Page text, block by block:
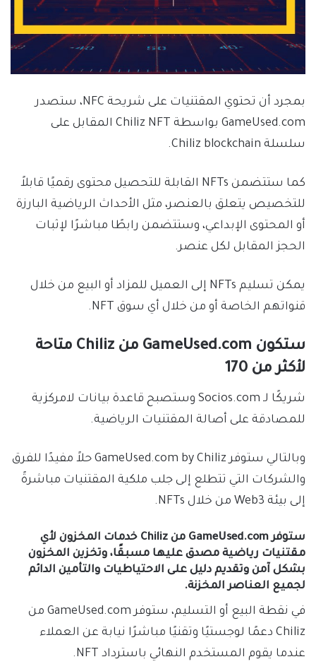
بمجرد أن تحتوي المقتنيات على شريحة NFC، ستصدر
GameUsed.com بواسطة Chiliz NFT المقابل على
سلسلة Chiliz blockchain.
كما ستتضمن NFTs القابلة للتحصيل محتوى رقميًا قابلاً
للتخصيص يتعلق بالعنصر، مثل الأحداث الرياضية البارزة
أو المحتوى الإبداعي، وستتضمن رابطًا مباشرًا لإثبات
الحجز المقابل لكل عنصر.
يمكن تسليم NFTs إلى العميل للمزاد أو البيع من خلال
قنواتهم الخاصة أو من خلال أي سوق NFT.
ستكون GameUsed.com من Chiliz متاحة
لأكثر من 170
شريكًا لـ Socios.com وستصبح قاعدة بيانات لامركزية
للمصادقة على أصالة المقتنيات الرياضية.
وبالتالي ستوفر GameUsed.com by Chiliz حلاً مفيدًا للفرق
والشركات التي تتطلع إلى جلب ملكية المقتنيات مباشرةً
إلى بيئة Web3 من خلال NFTs.
ستوفر GameUsed.com من Chiliz خدمات المخزون لأي
مقتنيات رياضية مصدق عليها مسبقًا، وتخزين المخزون
بشكل آمن وتقديم دليل على الاحتياطيات والتأمين الدائم
لجميع العناصر المخزنة.
في نقطة البيع أو التسليم، ستوفر GameUsed.com من
Chiliz دعمًا لوجستيًا وتقنيًا مباشرًا نيابة عن العملاء
عندما يقوم المستخدم النهائي باسترداد NFT.